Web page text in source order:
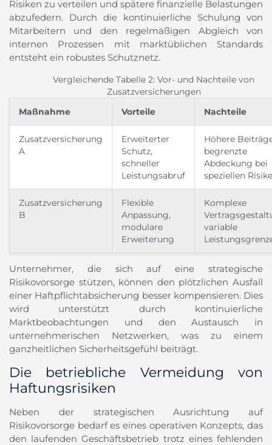
Risiken zu verteilen und spätere finanzielle Belastungen
abzufedern. Durch die kontinuierliche Schulung von
Mitarbeitern und den regelmäßigen Abgleich von
internen Prozessen mit marktüblichen Standards
entsteht ein robustes Schutznetz.
Vergleichende Tabelle 2: Vor- und Nachteile von
Zusatzversicherungen
Maßnahme Vorteile Nachteile
Zusatzversicherung
A
Erweiterter
Schutz,
schneller
Leistungsabruf
Höhere
begrenzte
Abdeckung bei
speziellen
Zusatzversicherung
B
Flexible
Anpassung,
modulare
Erweiterung
Komplexe
variable
Unternehmer, die sich auf eine strategische
Risikovorsorge stützen, können den plötzlichen Ausfall
einer Haftpflichtabsicherung besser kompensieren. Dies
wird unterstützt durch kontinuierliche
Marktbeobachtungen und den Austausch in
unternehmerischen Netzwerken, was zu einem
ganzheitlichen Sicherheitsgefühl beiträgt.
Die betriebliche Vermeidung von
Haftungsrisiken
Neben der strategischen Ausrichtung auf
Risikovorsorge bedarf es eines operativen Konzepts, das
den laufenden Geschäftsbetrieb trotz eines fehlenden